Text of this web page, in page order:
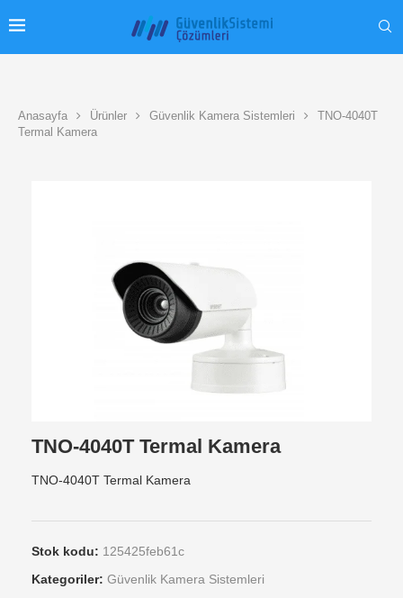
Anasayfa Ürünler Güvenlik Kamera Sistemleri
TNO-4040T
Termal Kamera
TNO-4040T Termal Kamera
TNO-4040T Termal Kamera
Stok kodu: 125425feb61c
Kategoriler: Güvenlik Kamera Sistemleri